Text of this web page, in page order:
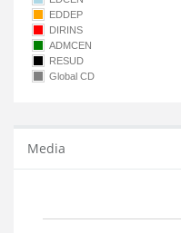
EDDEP
DIRINS
ADMCEN
RESUD
Global CD
Media